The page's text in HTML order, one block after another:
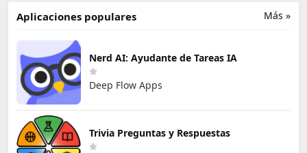
Más »
Aplicaciones populares
Nerd AI: Ayudante de Tareas IA
Deep Flow Apps
Trivia Preguntas y Respuestas